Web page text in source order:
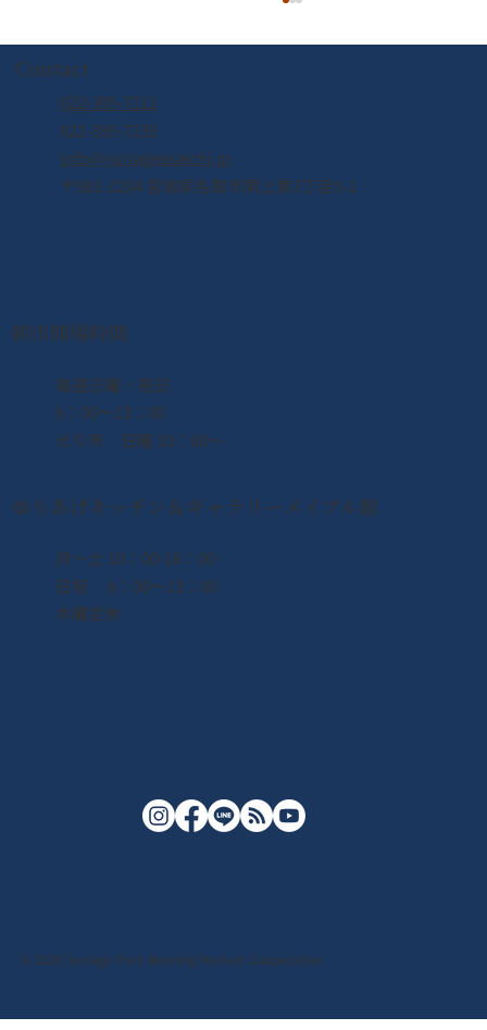
Contact
022-395-7211
022-395-7235
info@yuriageasaichi.jp
〒981-1204 宮城県名取市閖上東3丁目5-1
朝市開場時間
​毎週日曜・祝日
6：00〜13：00
せり市 日曜 10：00〜
ゆりあげキッチン＆ギャラリーメイプル館
月〜土 10：00-16：00
日祝 6：00〜13：00
木曜定休
© 2026 Yuriage Port Morning Market Cooperative